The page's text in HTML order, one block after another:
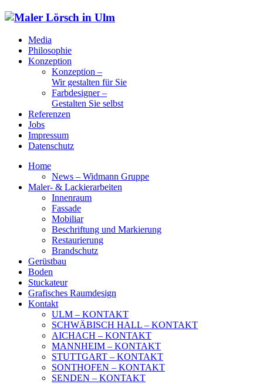
Media
Philosophie
Konzeption
Konzeption –
Wir gestalten für Sie
Farbdesigner –
Gestalten Sie selbst
Referenzen
Jobs
Impressum
Datenschutz
Home
News – Widmann Gruppe
Maler- & Lackierarbeiten
Innenraum
Fassade
Mobiliar
Beschriftung und Markierung
Restaurierung
Brandschutz
Gerüstbau
Boden
Stuckateur
Grafisches Raumdesign
Kontakt
ULM – KONTAKT
SCHWÄBISCH HALL – KONTAKT
AICHACH – KONTAKT
MANNHEIM – KONTAKT
STUTTGART – KONTAKT
SONTHOFEN – KONTAKT
SENDEN – KONTAKT